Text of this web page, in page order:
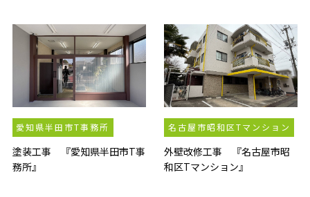
愛知県半田市T事務所
塗装工事 『愛知県半田市T事
務所』
名古屋市昭和区Tマンション
外壁改修工事 『名古屋市昭
和区Tマンション』